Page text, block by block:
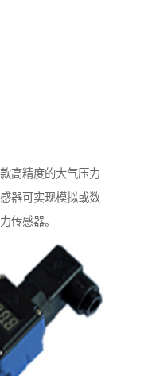
高精度的大气压力
器可实现模拟或数
传感器。